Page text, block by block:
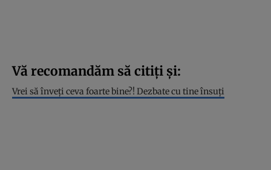
Vă recomandăm să citiți și:
Vrei să înveţi ceva foarte bine?! Dezbate cu tine însuţi